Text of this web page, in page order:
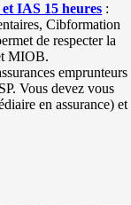
et IAS 15 heures :
Cibformation
de respecter la
MIOB.
emprunteurs
Vous devez vous
en assurance) et